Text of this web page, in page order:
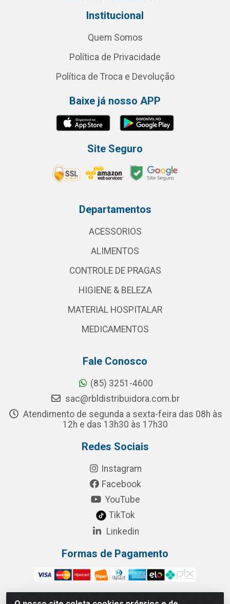
Institucional
Quem Somos
Política de Privacidade
Política de Troca e Devolução
Baixe já nosso APP
Site Seguro
Departamentos
ACESSORIOS
ALIMENTOS
CONTROLE DE PRAGAS
HIGIENE & BELEZA
MATERIAL HOSPITALAR
MEDICAMENTOS
Fale Conosco
(85) 3251-4600
sac@rbldistribuidora.com.br
Atendimento de segunda a sexta-feira das 08h às
12h e das 13h30 às 17h30
Redes Sociais
Instagram
Facebook
YouTube
TikTok
Linkedin
Formas de Pagamento